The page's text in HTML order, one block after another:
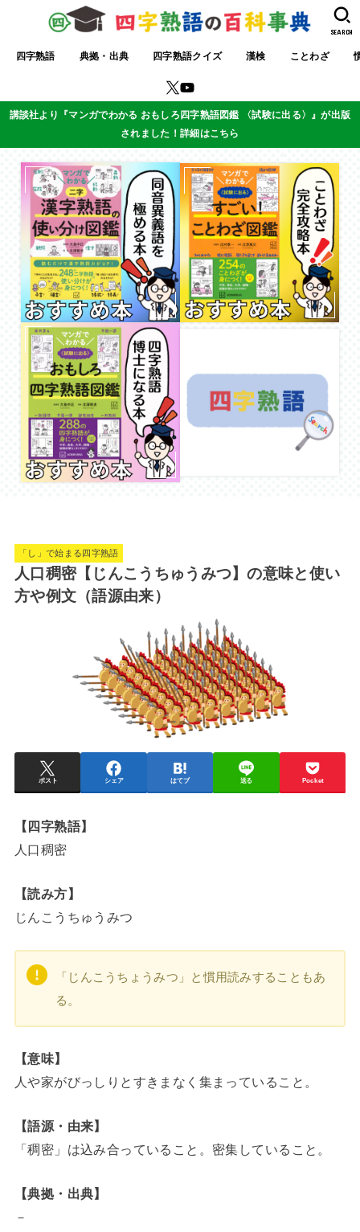
四字熟語 典拠・出典 四字熟語クイズ 漢検 ことわざ
SEARCH
講談社より『マンガでわかる おもしろ四字熟語図鑑 〈試験に出る〉』が出版
されました！詳細はこちら
「し」で始まる四字熟語
人口稠密【じんこうちゅうみつ】の意味と使い
方や例文（語源由来）
ポスト シェア はてブ 送る Pocket
【四字熟語】
人口稠密
【読み方】
じんこうちゅうみつ
「じんこうちょうみつ」と慣用読みすることもあ
る。
【意味】
人や家がびっしりとすきまなく集まっていること。
【語源・由来】
「稠密」は込み合っていること。密集していること。
【典拠・出典】
－